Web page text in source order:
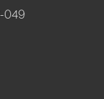
049